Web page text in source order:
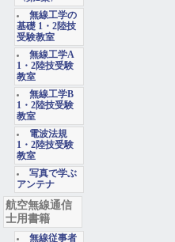
無線工学の
基礎 1・2陸技
受験教室
無線工学A
1・2陸技受験
教室
無線工学B
1・2陸技受験
教室
電波法規
1・2陸技受験
教室
写真で学ぶ
アンテナ
航空無線通信
士用書籍
無線従事者